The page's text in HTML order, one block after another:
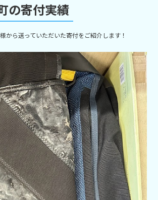
の寄付実績
から送っていただいた寄付をご紹介します！